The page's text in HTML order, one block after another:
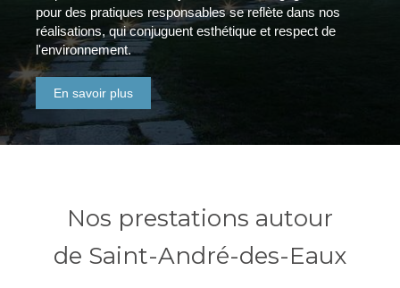
pour des pratiques responsables se reflète dans nos
réalisations, qui conjuguent esthétique et respect de
l'environnement.
En savoir plus
Nos prestations autour
de Saint-André-des-Eaux